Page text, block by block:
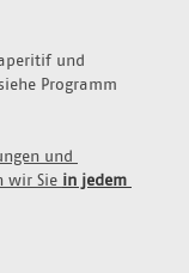
und
und
wir Sie in jedem